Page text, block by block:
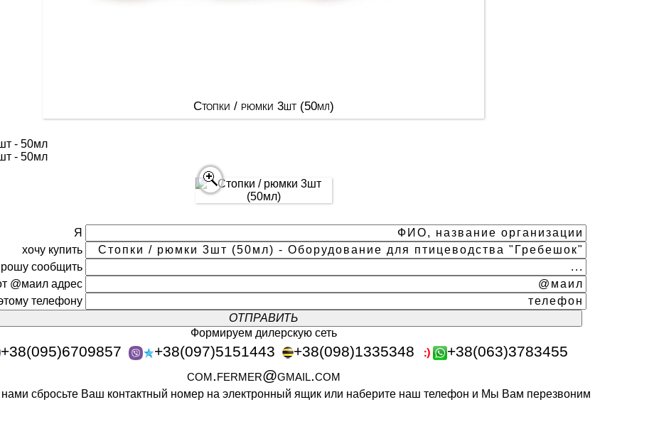
Стопки / рюмки 3шт (50мл)
- 50мл
- 50мл
Я
хочу купить
сообщить
@маил адрес
телефону
Формируем дилерскую сеть
+38(095)6709857 +38(097)5151443 +38(098)1335348
+38(063)3783455
com.fermer@gmail.com
нами сбросьте Ваш контактный номер на электронный ящик или наберите наш телефон и Мы Вам перезвоним